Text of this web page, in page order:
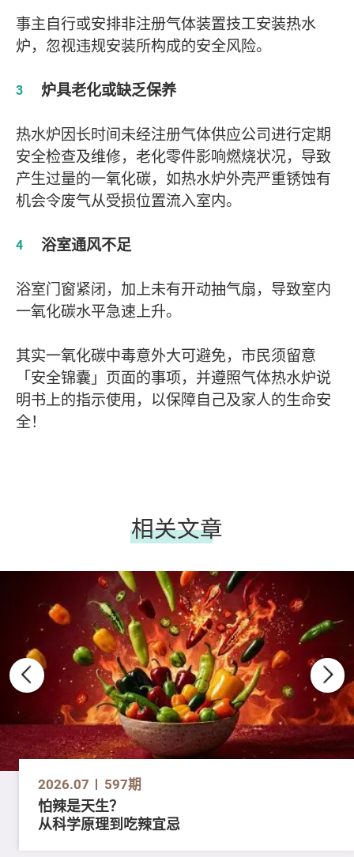
事主自行或安排非注册气体装置技工安装热水
炉，忽视违规安装所构成的安全风险。
炉具老化或缺乏保养
热水炉因长时间未经注册气体供应公司进行定期
安全检查及维修，老化零件影响燃烧状况，导致
产生过量的一氧化碳，如热水炉外壳严重锈蚀有
机会令废气从受损位置流入室内。
浴室通风不足
浴室门窗紧闭，加上未有开动抽气扇，导致室内
一氧化碳水平急速上升。
其实一氧化碳中毒意外大可避免，市民须留意
「安全锦囊」页面的事项，并遵照气体热水炉说
明书上的指示使用，以保障自己及家人的生命安
全！
相关文章
2026.07 597期
怕辣是天生？
从科学原理到吃辣宜忌